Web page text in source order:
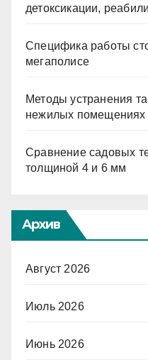
детоксикации,
Специфика работы
мегаполисе
Методы устранения
нежилых помещениях
Сравнение садовых
толщиной 4 и 6 мм
Архив
Август 2026
Июль 2026
Июнь 2026